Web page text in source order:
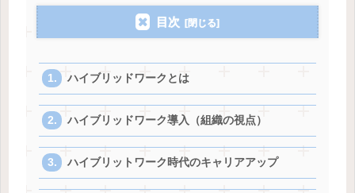
目次
ハイブリッドワークとは
ハイブリッドワーク導入（組織の視点）
ハイブリットワーク時代のキャリアアップ